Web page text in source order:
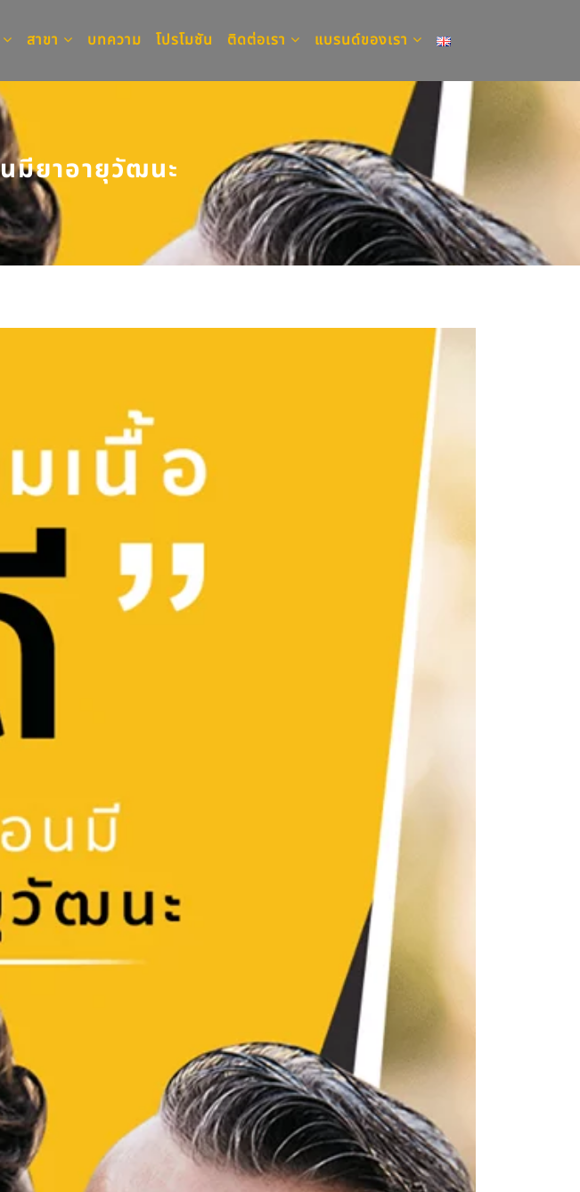
สาขา บทความ โปรโมชัน ติดต่อเรา แบรนด์ของเรา
มียาอายุวัฒนะ